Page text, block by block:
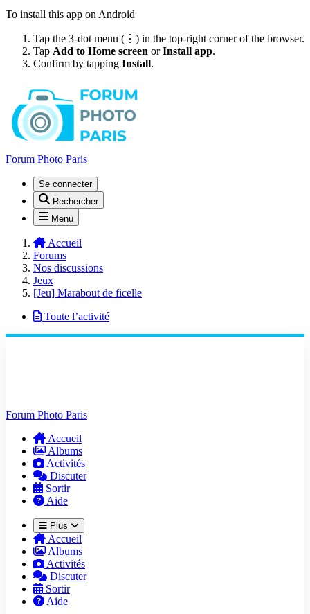
To install this app on Android
Tap the 3-dot menu (⋮) in the top-right corner of the browser.
Tap Add to Home screen orInstall app.
Confirm by tapping Install.
Forum Photo Paris
Se connecter
Rechercher
Menu
Accueil
Forums
Nos discussions
Jeux
[Jeu] Marabout de ficelle
Toute l’activité
Forum Photo Paris
Accueil
Albums
Activités
Discuter
Sortir
Aide
Plus
Accueil
Albums
Activités
Discuter
Sortir
Aide